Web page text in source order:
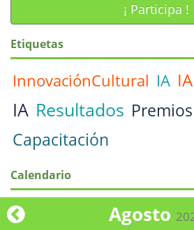
¡ Participa !
Etiquetas
InnovaciónCultural IA IA
IA Resultados Premios
Capacitación
Calendario
Agosto